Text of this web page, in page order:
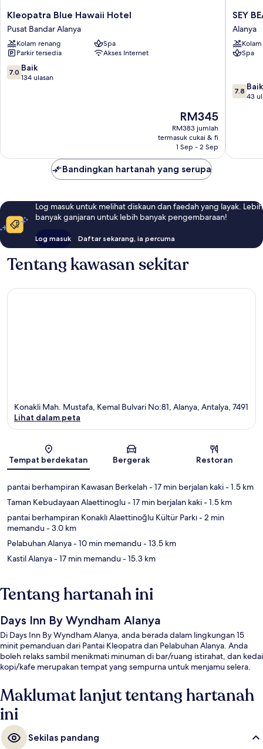
Kleopatra
Blue
Hawaii
Hotel
Pusat
Bandar
Alanya
Kleopatra Blue Hawaii Hotel
Pusat Bandar Alanya
Kolam renang
Spa
Parkir tersedia
Akses Internet
7.0
daripada
7.0 Baik
134 ulasan
Harga
ialah
RM345
RM345
RM383 jumlah
termasuk cukai & fi
1 Sep - 2 Sep
SEY
BEACH
HOTEL
&SPA
Alanya
SEY
Alanya
Spa
7.8
7.8 Baik
43
Bandingkan hartanah yang serupa
Log masuk untuk melihat diskaun dan faedah yang layak. Lebih
banyak ganjaran untuk lebih banyak pengembaraan!
Log masuk Daftar sekarang, ia percuma
Tentang kawasan sekitar
Peta
Konakli Mah. Mustafa, Kemal Bulvari No:81, Alanya, Antalya, 7491
Lihat dalam peta
Tempat berdekatan Bergerak Restoran
pantai berhampiran Kawasan Berkelah- 17 min berjalan kaki- 1.5 km
Taman Kebudayaan Alaettinoglu- 17 min berjalan kaki- 1.5 km
pantai berhampiran Konaklı Alaettinoğlu Kültür Parkı- 2 min
memandu- 3.0 km
Pelabuhan Alanya- 10 min memandu- 13.5 km
Kastil Alanya- 17 min memandu- 15.3 km
Tentang hartanah ini
Days Inn By Wyndham Alanya
Di Days Inn By Wyndham Alanya, anda berada dalam lingkungan 15
minit pemanduan dari Pantai Kleopatra dan Pelabuhan Alanya. Anda
boleh relaks sambil menikmati minuman di bar/ruang istirahat, dan kedai
kopi/kafe merupakan tempat yang sempurna untuk menjamu selera.
Maklumat lanjut tentang hartanah
ini
Sekilas pandang